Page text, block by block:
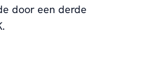
door een derde